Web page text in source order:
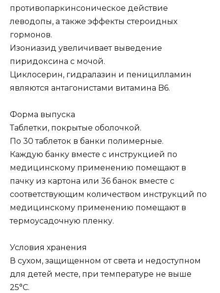
противопаркинсоническое действие
леводопы, а также эффекты стероидных
гормонов.
Изониазид увеличивает выведение
пиридоксина с мочой.
Циклосерин, гидралазин и пеницилламин
являются антагонистами витамина B6.
Форма выпуска
Таблетки, покрытые оболочкой.
По 30 таблеток в банки полимерные.
Каждую банку вместе с инструкцией по
медицинскому применению помещают в
пачку из картона или 36 банок вместе с
соответствующим количеством инструкций по
медицинскому применению помещают в
термоусадочную пленку.
Условия хранения
В сухом, защищенном от света и недоступном
для детей месте, при температуре не выше
25°C.